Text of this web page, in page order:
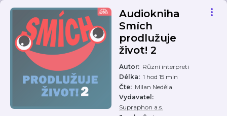
Audiokniha
Smích
prodlužuje
život! 2
Autor: Různí interpreti
Délka: 1 hod 15 min
Čte: Milan Neděla
Vydavatel :
Supraphon a.s.